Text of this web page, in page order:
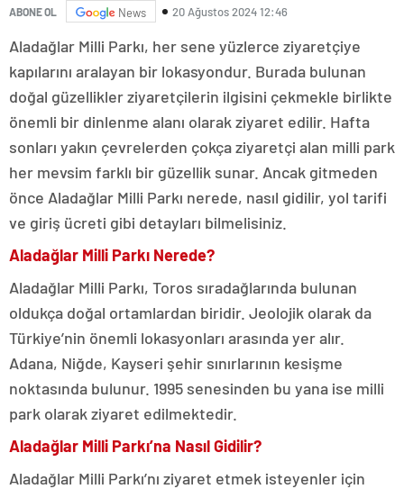
ABONE OL News 20 Ağustos 2024 12:46
Aladağlar Milli Parkı, her sene yüzlerce ziyaretçiye
kapılarını aralayan bir lokasyondur. Burada bulunan
doğal güzellikler ziyaretçilerin ilgisini çekmekle birlikte
önemli bir dinlenme alanı olarak ziyaret edilir. Hafta
sonları yakın çevrelerden çokça ziyaretçi alan milli park
her mevsim farklı bir güzellik sunar. Ancak gitmeden
önce Aladağlar Milli Parkı nerede, nasıl gidilir, yol tarifi
ve giriş ücreti gibi detayları bilmelisiniz.
Aladağlar Milli Parkı Nerede?
Aladağlar Milli Parkı, Toros sıradağlarında bulunan
oldukça doğal ortamlardan biridir. Jeolojik olarak da
Türkiye’nin önemli lokasyonları arasında yer alır.
Adana, Niğde, Kayseri şehir sınırlarının kesişme
noktasında bulunur. 1995 senesinden bu yana ise milli
park olarak ziyaret edilmektedir.
Aladağlar Milli Parkı’na Nasıl Gidilir?
Aladağlar Milli Parkı’nı ziyaret etmek isteyenler için